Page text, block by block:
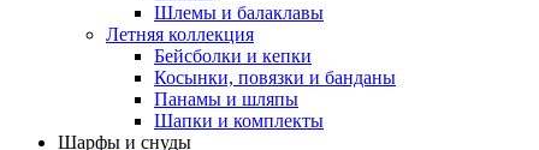
Шлемы и балаклавы
Летняя коллекция
Бейсболки и кепки
Косынки, повязки и банданы
Панамы и шляпы
Шапки и комплекты
Шарфы и снуды